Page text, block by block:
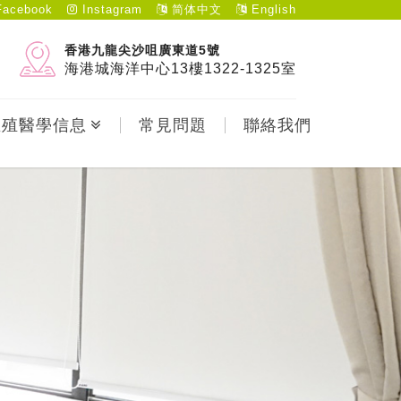
Instagram 简体中文 English
香港九龍尖沙咀廣東道5號
海港城海洋中心13樓1322-1325室
醫學信息 常見問題 聯絡我們